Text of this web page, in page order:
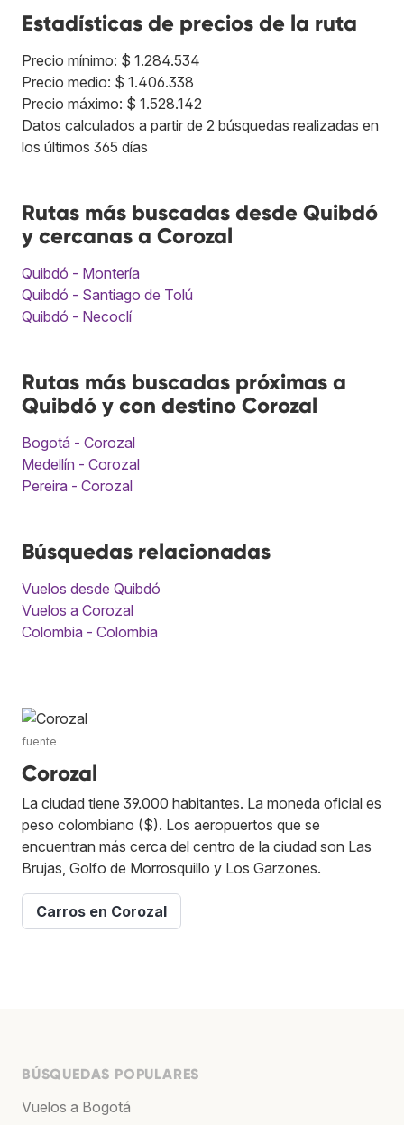
Estadísticas de precios de la ruta
Precio mínimo: $ 1.284.534
Precio medio: $ 1.406.338
Precio máximo: $ 1.528.142
Datos calculados a partir de 2 búsquedas realizadas en
los últimos 365 días
Rutas más buscadas desde Quibdó
y cercanas a Corozal
Quibdó - Montería
Quibdó - Santiago de Tolú
Quibdó - Necoclí
Rutas más buscadas próximas a
Quibdó y con destino Corozal
Bogotá - Corozal
Medellín - Corozal
Pereira - Corozal
Búsquedas relacionadas
Vuelos desde Quibdó
Vuelos a Corozal
Colombia - Colombia
fuente
Corozal
La ciudad tiene 39.000 habitantes. La moneda oficial es
peso colombiano ($). Los aeropuertos que se
encuentran más cerca del centro de la ciudad son Las
Brujas, Golfo de Morrosquillo y Los Garzones.
Carros en Corozal
BÚSQUEDAS POPULARES
Vuelos a Bogotá